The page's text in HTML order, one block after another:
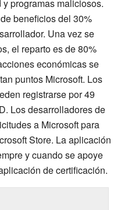
programas maliciosos.
beneficios del 30%
Una vez se
el reparto es de 80%
económicas se
puntos Microsoft. Los
registrarse por 49
Los desarrolladores de
a Microsoft para
Store. La aplicación
y cuando se apoye
de certificación.